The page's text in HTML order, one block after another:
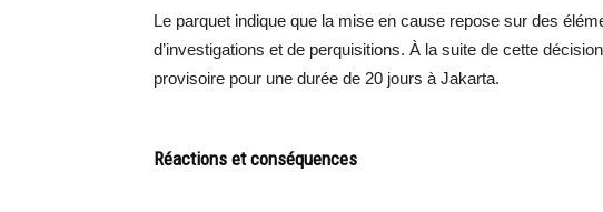
Le parquet indique que la mise en cause repose sur des
d’investigations et de perquisitions. À la suite de cette
provisoire pour une durée de 20 jours à Jakarta.
Réactions et conséquences